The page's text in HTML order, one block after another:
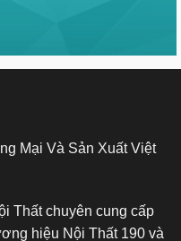
Mại Và Sản Xuất Việt
Thất chuyên cung cấp
hiệu Nội Thất 190 và